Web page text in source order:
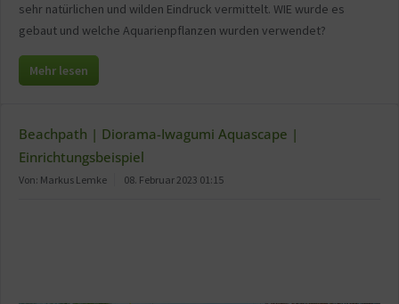
sehr natürlichen und wilden Eindruck vermittelt. WIE wurde es
gebaut und welche Aquarienpflanzen wurden verwendet?
Mehr lesen
Beachpath | Diorama-Iwagumi Aquascape |
Einrichtungsbeispiel
Von: Markus Lemke 08. Februar 2023 01:15